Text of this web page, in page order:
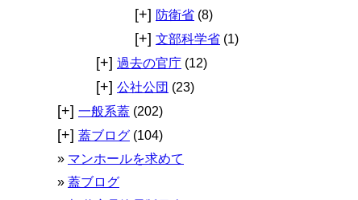
[+] 防衛省 (8)
[+] 文部科学省 (1)
[+] 過去の官庁 (12)
[+] 公社公団 (23)
[+] 一般系蓋 (202)
[+] 蓋ブログ (104)
マンホールを求めて
蓋ブログ